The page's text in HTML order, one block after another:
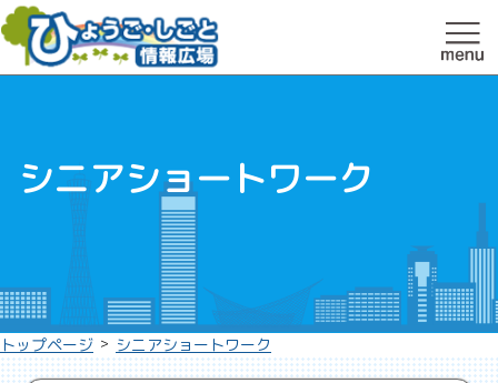
シニアショートワーク
トップページ > シニアショートワーク